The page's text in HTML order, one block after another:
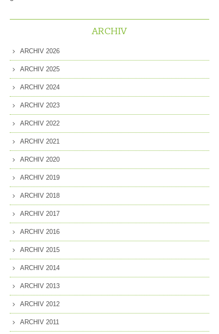
ARCHIV
ARCHIV 2026
ARCHIV 2025
ARCHIV 2024
ARCHIV 2023
ARCHIV 2022
ARCHIV 2021
ARCHIV 2020
ARCHIV 2019
ARCHIV 2018
ARCHIV 2017
ARCHIV 2016
ARCHIV 2015
ARCHIV 2014
ARCHIV 2013
ARCHIV 2012
ARCHIV 2011